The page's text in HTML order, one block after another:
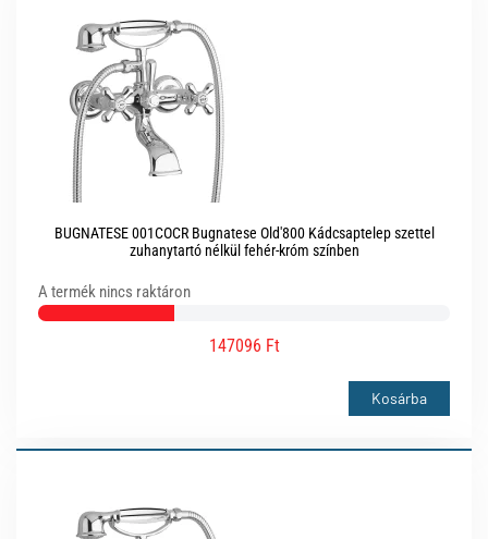
BUGNATESE 001COCR Bugnatese Old'800 Kádcsaptelep szettel
zuhanytartó nélkül fehér-króm színben
A termék nincs raktáron
147096 Ft
Kosárba